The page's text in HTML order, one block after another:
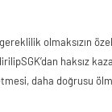
olmaksızın
haksız
daha doğrusu